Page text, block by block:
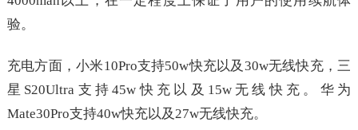
验。
充电方面，小米10Pro支持50w快充以及30w无线快充，三
星S20Ultra支持45w快充以及15w无线快充。华为
Mate30Pro支持40w快充以及27w无线快充。